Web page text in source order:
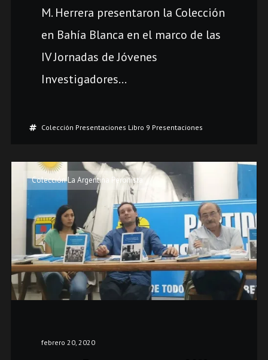
M. Herrera presentaron la Colección
en Bahía Blanca en el marco de las
IV Jornadas de Jóvenes
Investigadores...
Colección Presentaciones Libro 9 Presentaciones
Colección La Argentina Peronista
febrero 20, 2020